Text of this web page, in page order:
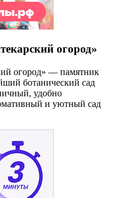
огород»
огород» — памятник
ботанический сад
удобно
и уютный сад